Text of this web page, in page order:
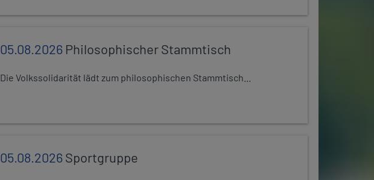
05.08.2026 Philosophischer Stammtisch
Die Volkssolidarität lädt zum philosophischen Stammtisch...
05.08.2026Sportgruppe